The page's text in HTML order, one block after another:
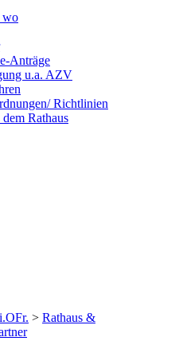
wo
Anträge
u.a. AZV
Richtlinien
Rathaus
> Rathaus &